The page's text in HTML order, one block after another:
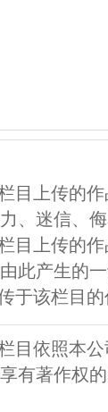
目上传的
、迷信、
目上传的
此产生的
于该栏目
目依照本
有著作权